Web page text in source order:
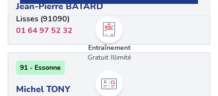
Entraînement
Gratuit Illimité
Jean-Pierre BATARD
Lisses (91090)
01 64 97 52 32
91 - Essonne
Michel TONY